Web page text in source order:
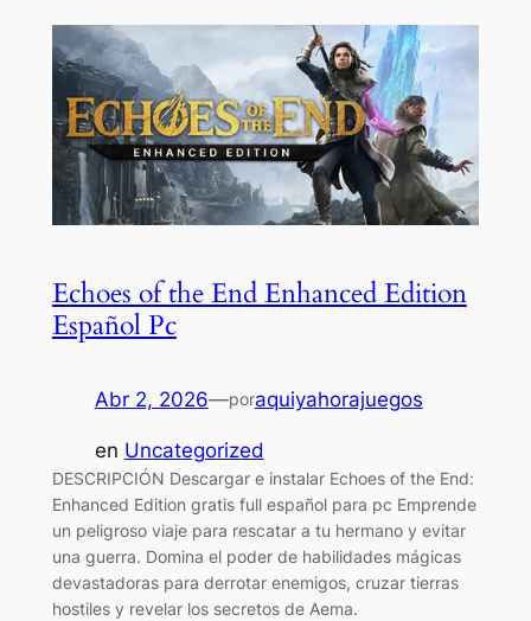
Echoes of the End Enhanced Edition
Español Pc
Abr 2, 2026—poraquiyahorajuegos
en Uncategorized
DESCRIPCIÓN Descargar e instalar Echoes of the End:
Enhanced Edition gratis full español para pc Emprende
un peligroso viaje para rescatar a tu hermano y evitar
una guerra. Domina el poder de habilidades mágicas
devastadoras para derrotar enemigos, cruzar tierras
hostiles y revelar los secretos de Aema.